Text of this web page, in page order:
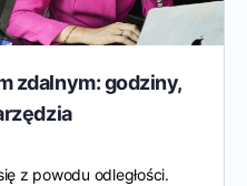
zdalnym: godziny,
z powodu odległości.